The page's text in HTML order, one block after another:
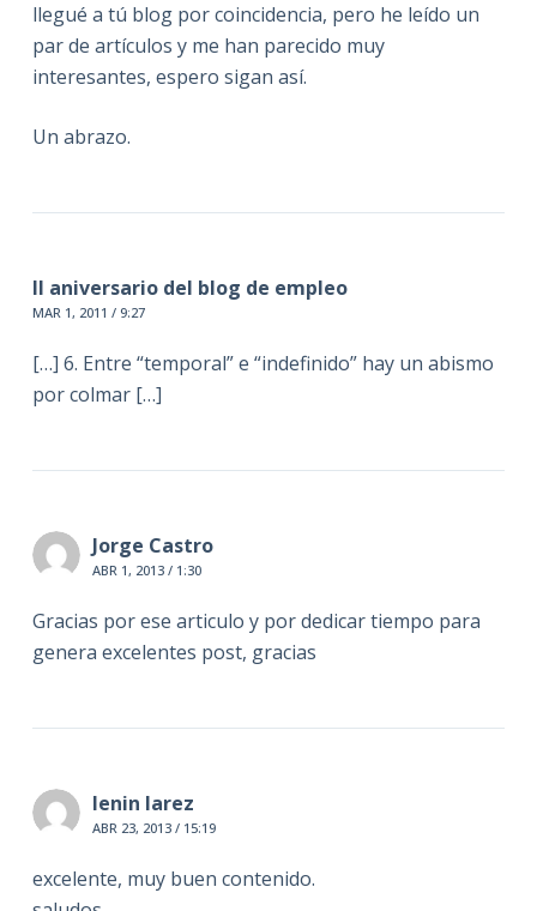
llegué a tú blog por coincidencia, pero he leído un
par de artículos y me han parecido muy
interesantes, espero sigan así.
Un abrazo.
II aniversario del blog de empleo
MAR 1, 2011 / 9:27
[…] 6. Entre “temporal” e “indefinido” hay un abismo
por colmar […]
Jorge Castro
ABR 1, 2013 / 1:30
Gracias por ese articulo y por dedicar tiempo para
genera excelentes post, gracias
lenin larez
ABR 23, 2013 / 15:19
excelente, muy buen contenido.